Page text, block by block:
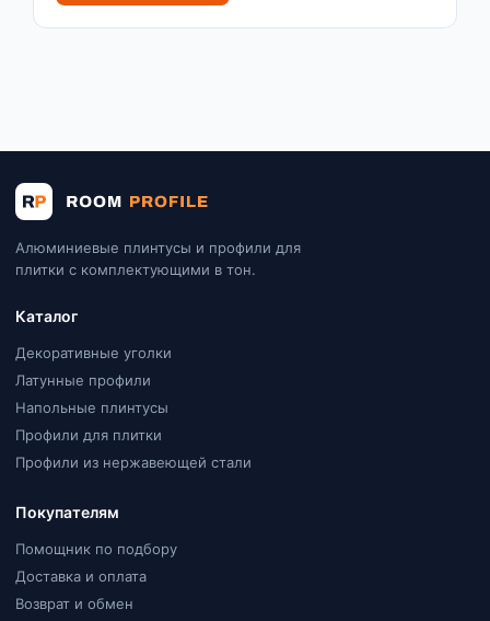
Алюминиевые плинтусы и профили для
плитки с комплектующими в тон.
Каталог
Декоративные уголки
Латунные профили
Напольные плинтусы
Профили для плитки
Профили из нержавеющей стали
Покупателям
Помощник по подбору
Доставка и оплата
Возврат и обмен